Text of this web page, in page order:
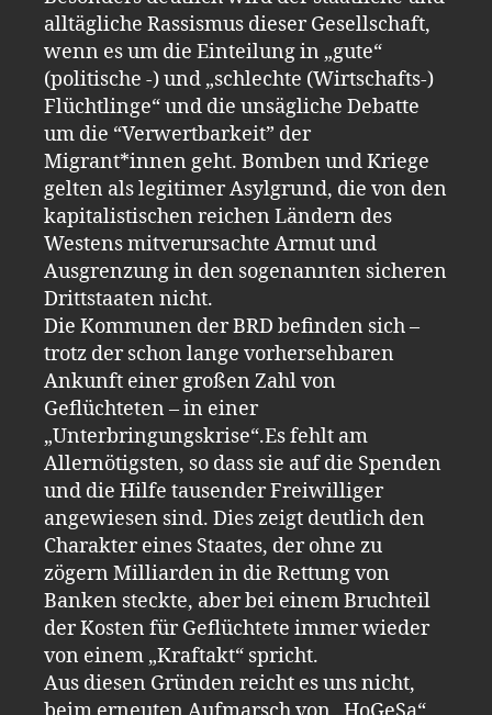
alltägliche Rassismus dieser Gesellschaft,
wenn es um die Einteilung in „gute“
(politische -) und „schlechte (Wirtschafts-)
Flüchtlinge“ und die unsägliche Debatte
um die “Verwertbarkeit” der
Migrant*innen geht. Bomben und Kriege
gelten als legitimer Asylgrund, die von den
kapitalistischen reichen Ländern des
Westens mitverursachte Armut und
Ausgrenzung in den sogenannten sicheren
Drittstaaten nicht.
Die Kommunen der BRD befinden sich –
trotz der schon lange vorhersehbaren
Ankunft einer großen Zahl von
Geflüchteten – in einer
„Unterbringungskrise“.Es fehlt am
Allernötigsten, so dass sie auf die Spenden
und die Hilfe tausender Freiwilliger
angewiesen sind. Dies zeigt deutlich den
Charakter eines Staates, der ohne zu
zögern Milliarden in die Rettung von
Banken steckte, aber bei einem Bruchteil
der Kosten für Geflüchtete immer wieder
von einem „Kraftakt“ spricht.
Aus diesen Gründen reicht es uns nicht,